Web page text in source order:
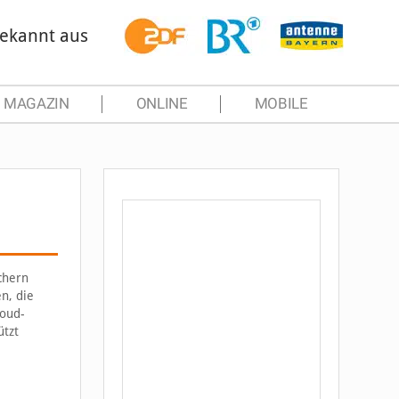
aus
MAGAZIN ONLINE MOBILE
die